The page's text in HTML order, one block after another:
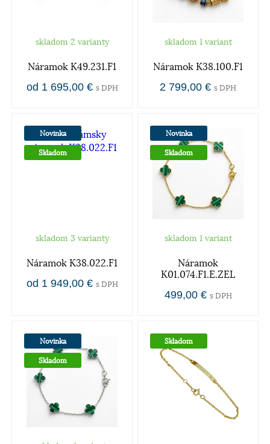
skladom 2 varianty
Náramok K49.231.F1
od 1 695,00 € s DPH
skladom 1 variant
Náramok K38.100.F1
2 799,00 € s DPH
Novinka
Skladom
skladom 3 varianty
Náramok K38.022.F1
od 1 949,00 € s DPH
Novinka
Skladom
skladom 1 variant
Náramok
K01.074.F1.E.ZEL
499,00 € s DPH
Novinka
Skladom
Skladom